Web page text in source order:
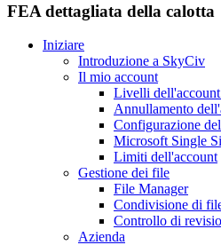
FEA dettagliata della calotta
Iniziare
Introduzione a SkyCiv
Il mio account
Livelli
Annullamento
Configurazione
Microsoft Single
Limiti dell'account
Gestione dei file
File Manager
Condivisione di
Controllo di
Azienda